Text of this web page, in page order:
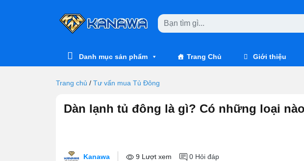
Danh mục sản phẩm Trang Chủ Giới thiệu
Trang chủ / Tư vấn mua Tủ Đông
Dàn lạnh tủ đông là gì? Có những loại
Kanawa 9 Lượt xem 0 Hỏi đáp